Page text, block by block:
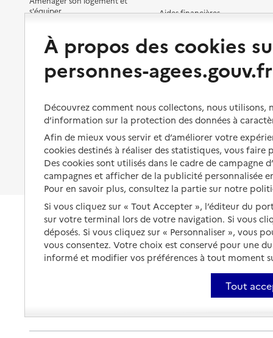
s'équiper
Préserver son autonomie et sa
santé
Organiser à l'avance sa propre
protection
Les obligations de la famille
À qui s’adresser ?
Les politiques du grand âge
Aides financières
Vivre à domicile avec une
Être hospitalisé
Fin de vie à domicile
À propos des cookies
personnes-agees.gouv.fr
Découvrez comment nous collectons, nous
d’information sur la protection des données à
Afin de mieux vous servir et d’améliorer votre
cookies destinés à réaliser des statistiques, vous
Des cookies sont utilisés dans le cadre de
campagnes et afficher de la publicité personnalisée
Pour en savoir plus, consultez la partie sur notre
Si vous cliquez sur « Tout Accepter », l’éditeur du
sur votre terminal lors de votre navigation. Si vous
déposés. Si vous cliquez sur « Personnaliser », vous
vous consentez. Votre choix est conservé pour une
informé et modifier vos préférences à tout moment
Tout